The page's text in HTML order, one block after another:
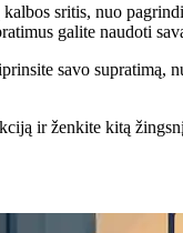
sritis, nuo
galite naudoti
savo
ir ženkite kitą